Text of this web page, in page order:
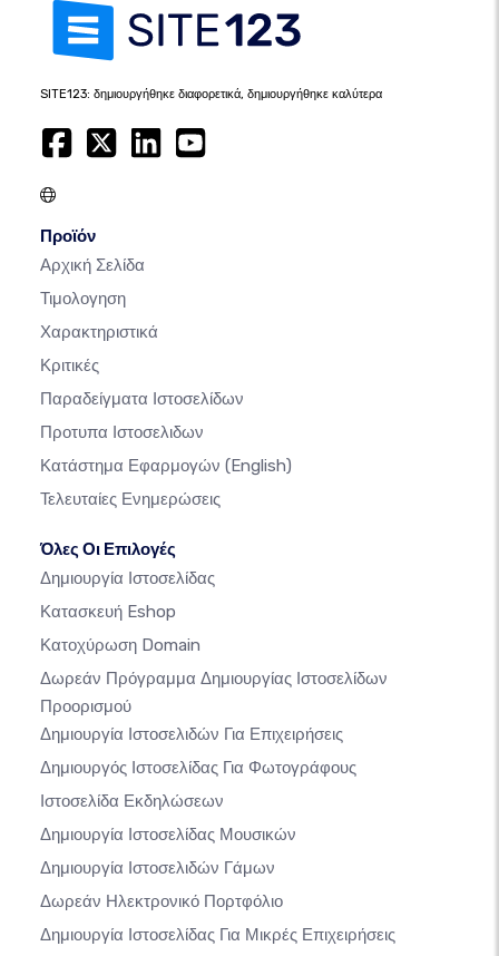
SITE123: δημιουργήθηκε διαφορετικά, δημιουργήθηκε καλύτερα
Προϊόν
Αρχική Σελίδα
Τιμολογηση
Χαρακτηριστικά
Κριτικές
Παραδείγματα Ιστοσελίδων
Προτυπα Ιστοσελιδων
Κατάστημα Εφαρμογών (English)
Τελευταίες Ενημερώσεις
Όλες Οι Επιλογές
Δημιουργία Ιστοσελίδας
Κατασκευή Eshop
Κατοχύρωση Domain
Δωρεάν Πρόγραμμα Δημιουργίας Ιστοσελίδων
Προορισμού
Δημιουργία Ιστοσελιδών Για Επιχειρήσεις
Δημιουργός Ιστοσελίδας Για Φωτογράφους
Ιστοσελίδα Εκδηλώσεων
Δημιουργία Ιστοσελίδας Μουσικών
Δημιουργία Ιστοσελιδών Γάμων
Δωρεάν Ηλεκτρονικό Πορτφόλιο
Δημιουργία Ιστοσελίδας Για Μικρές Επιχειρήσεις